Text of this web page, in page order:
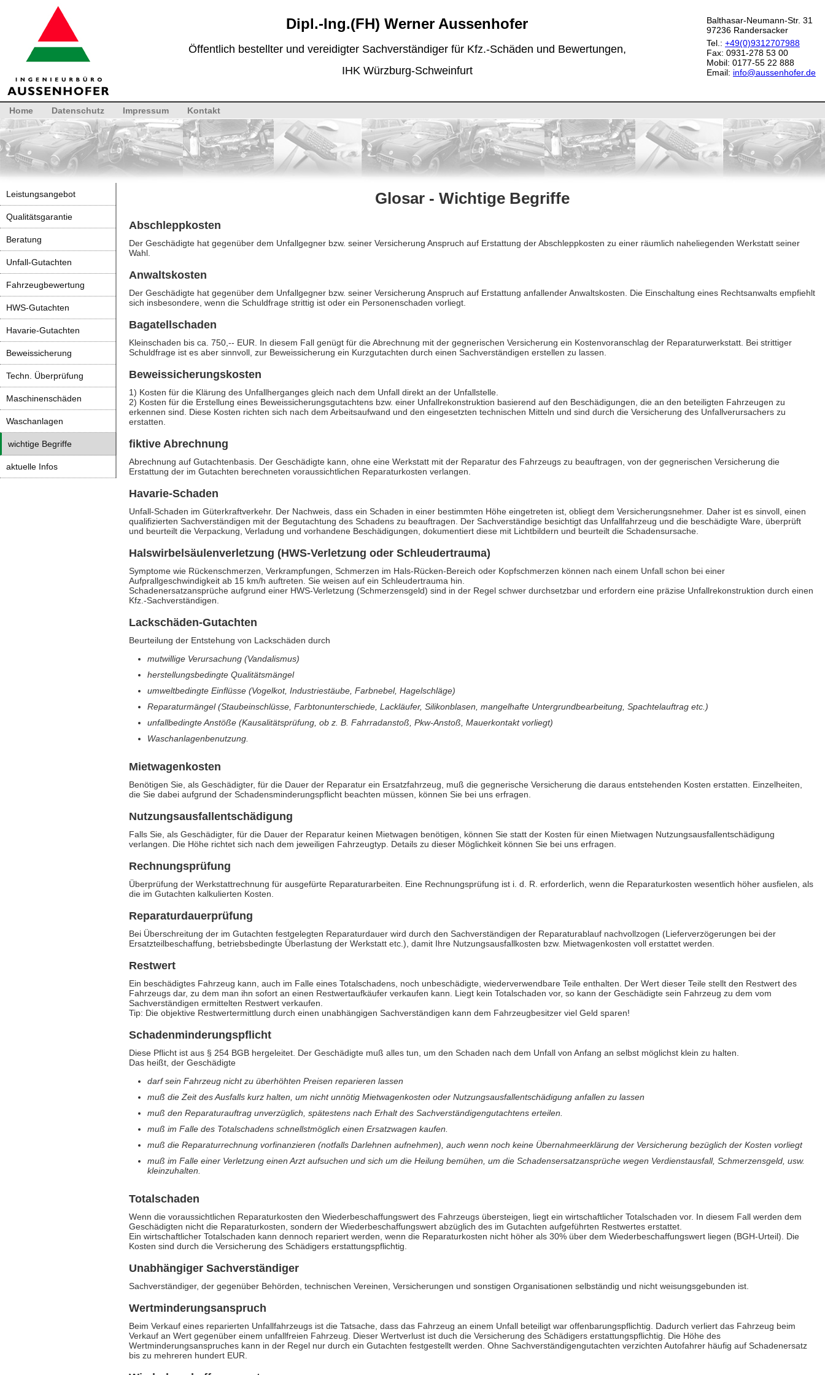
Balthasar-Neumann-Str. 31
97236 Randersacker
Tel.: +49(0)9312707988
Fax: 0931-278 53 00
Mobil: 0177-55 22 888
Email: info@aussenhofer.de
Dipl.-Ing.(FH) Werner Aussenhofer
Öffentlich bestellter und vereidigter Sachverständiger für Kfz.-Schäden und Bewertungen,
IHK Würzburg-Schweinfurt
Home Datenschutz Impressum Kontakt
Leistungsangebot
Qualitätsgarantie
Beratung
Unfall-Gutachten
Fahrzeugbewertung
HWS-Gutachten
Havarie-Gutachten
Beweissicherung
Techn. Überprüfung
Maschinenschäden
Waschanlagen
wichtige Begriffe
aktuelle Infos
Glosar - Wichtige Begriffe
Abschleppkosten
Der Geschädigte hat gegenüber dem Unfallgegner bzw. seiner Versicherung Anspruch auf Erstattung der Abschleppkosten zu einer räumlich naheliegenden Werkstatt seiner
Wahl.
Anwaltskosten
Der Geschädigte hat gegenüber dem Unfallgegner bzw. seiner Versicherung Anspruch auf Erstattung anfallender Anwaltskosten. Die Einschaltung eines Rechtsanwalts empfiehlt
sich insbesondere, wenn die Schuldfrage strittig ist oder ein Personenschaden vorliegt.
Bagatellschaden
Kleinschaden bis ca. 750,-- EUR. In diesem Fall genügt für die Abrechnung mit der gegnerischen Versicherung ein Kostenvoranschlag der Reparaturwerkstatt. Bei strittiger
Schuldfrage ist es aber sinnvoll, zur Beweissicherung ein Kurzgutachten durch einen Sachverständigen erstellen zu lassen.
Beweissicherungskosten
1) Kosten für die Klärung des Unfallherganges gleich nach dem Unfall direkt an der Unfallstelle.
2) Kosten für die Erstellung eines Beweissicherungsgutachtens bzw. einer Unfallrekonstruktion basierend auf den Beschädigungen, die an den beteiligten Fahrzeugen zu
erkennen sind. Diese Kosten richten sich nach dem Arbeitsaufwand und den eingesetzten technischen Mitteln und sind durch die Versicherung des Unfallverursachers zu
erstatten.
fiktive Abrechnung
Abrechnung auf Gutachtenbasis. Der Geschädigte kann, ohne eine Werkstatt mit der Reparatur des Fahrzeugs zu beauftragen, von der gegnerischen Versicherung die
Erstattung der im Gutachten berechneten voraussichtlichen Reparaturkosten verlangen.
Havarie-Schaden
Unfall-Schaden im Güterkraftverkehr. Der Nachweis, dass ein Schaden in einer bestimmten Höhe eingetreten ist, obliegt dem Versicherungsnehmer. Daher ist es sinvoll, einen
qualifizierten Sachverständigen mit der Begutachtung des Schadens zu beauftragen. Der Sachverständige besichtigt das Unfallfahrzeug und die beschädigte Ware, überprüft
und beurteilt die Verpackung, Verladung und vorhandene Beschädigungen, dokumentiert diese mit Lichtbildern und beurteilt die Schadensursache.
Halswirbelsäulenverletzung (HWS-Verletzung oder Schleudertrauma)
Symptome wie Rückenschmerzen, Verkrampfungen, Schmerzen im Hals-Rücken-Bereich oder Kopfschmerzen können nach einem Unfall schon bei einer
Aufprallgeschwindigkeit ab 15 km/h auftreten. Sie weisen auf ein Schleudertrauma hin.
Schadenersatzansprüche aufgrund einer HWS-Verletzung (Schmerzensgeld) sind in der Regel schwer durchsetzbar und erfordern eine präzise Unfallrekonstruktion durch einen
Kfz.-Sachverständigen.
Lackschäden-Gutachten
Beurteilung der Entstehung von Lackschäden durch
mutwillige Verursachung (Vandalismus)
herstellungsbedingte Qualitätsmängel
umweltbedingte Einflüsse (Vogelkot, Industriestäube, Farbnebel, Hagelschläge)
Reparaturmängel (Staubeinschlüsse, Farbtonunterschiede, Lackläufer, Silikonblasen, mangelhafte Untergrundbearbeitung, Spachtelauftrag etc.)
unfallbedingte Anstöße (Kausalitätsprüfung, ob z. B. Fahrradanstoß, Pkw-Anstoß, Mauerkontakt vorliegt)
Waschanlagenbenutzung.
Mietwagenkosten
Benötigen Sie, als Geschädigter, für die Dauer der Reparatur ein Ersatzfahrzeug, muß die gegnerische Versicherung die daraus entstehenden Kosten erstatten. Einzelheiten,
die Sie dabei aufgrund der Schadensminderungspflicht beachten müssen, können Sie bei uns erfragen.
Nutzungsausfallentschädigung
Falls Sie, als Geschädigter, für die Dauer der Reparatur keinen Mietwagen benötigen, können Sie statt der Kosten für einen Mietwagen Nutzungsausfallentschädigung
verlangen. Die Höhe richtet sich nach dem jeweiligen Fahrzeugtyp. Details zu dieser Möglichkeit können Sie bei uns erfragen.
Rechnungsprüfung
Überprüfung der Werkstattrechnung für ausgefürte Reparaturarbeiten. Eine Rechnungsprüfung ist i. d. R. erforderlich, wenn die Reparaturkosten wesentlich höher ausfielen, als
die im Gutachten kalkulierten Kosten.
Reparaturdauerprüfung
Bei Überschreitung der im Gutachten festgelegten Reparaturdauer wird durch den Sachverständigen der Reparaturablauf nachvollzogen (Lieferverzögerungen bei der
Ersatzteilbeschaffung, betriebsbedingte Überlastung der Werkstatt etc.), damit Ihre Nutzungsausfallkosten bzw. Mietwagenkosten voll erstattet werden.
Restwert
Ein beschädigtes Fahrzeug kann, auch im Falle eines Totalschadens, noch unbeschädigte, wiederverwendbare Teile enthalten. Der Wert dieser Teile stellt den Restwert des
Fahrzeugs dar, zu dem man ihn sofort an einen Restwertaufkäufer verkaufen kann. Liegt kein Totalschaden vor, so kann der Geschädigte sein Fahrzeug zu dem vom
Sachverständigen ermittelten Restwert verkaufen.
Tip: Die objektive Restwertermittlung durch einen unabhängigen Sachverständigen kann dem Fahrzeugbesitzer viel Geld sparen!
Schadenminderungspflicht
Diese Pflicht ist aus § 254 BGB hergeleitet. Der Geschädigte muß alles tun, um den Schaden nach dem Unfall von Anfang an selbst möglichst klein zu halten.
Das heißt, der Geschädigte
darf sein Fahrzeug nicht zu überhöhten Preisen reparieren lassen
muß die Zeit des Ausfalls kurz halten, um nicht unnötig Mietwagenkosten oder Nutzungsausfallentschädigung anfallen zu lassen
muß den Reparaturauftrag unverzüglich, spätestens nach Erhalt des Sachverständigengutachtens erteilen.
muß im Falle des Totalschadens schnellstmöglich einen Ersatzwagen kaufen.
muß die Reparaturrechnung vorfinanzieren (notfalls Darlehnen aufnehmen), auch wenn noch keine Übernahmeerklärung der Versicherung bezüglich der Kosten vorliegt
muß im Falle einer Verletzung einen Arzt aufsuchen und sich um die Heilung bemühen, um die Schadensersatzansprüche wegen Verdienstausfall, Schmerzensgeld, usw.
kleinzuhalten.
Totalschaden
Wenn die voraussichtlichen Reparaturkosten den Wiederbeschaffungswert des Fahrzeugs übersteigen, liegt ein wirtschaftlicher Totalschaden vor. In diesem Fall werden dem
Geschädigten nicht die Reparaturkosten, sondern der Wiederbeschaffungswert abzüglich des im Gutachten aufgeführten Restwertes erstattet.
Ein wirtschaftlicher Totalschaden kann dennoch repariert werden, wenn die Reparaturkosten nicht höher als 30% über dem Wiederbeschaffungswert liegen (BGH-Urteil). Die
Kosten sind durch die Versicherung des Schädigers erstattungspflichtig.
Unabhängiger Sachverständiger
Sachverständiger, der gegenüber Behörden, technischen Vereinen, Versicherungen und sonstigen Organisationen selbständig und nicht weisungsgebunden ist.
Wertminderungsanspruch
Beim Verkauf eines reparierten Unfallfahrzeugs ist die Tatsache, dass das Fahrzeug an einem Unfall beteiligt war offenbarungspflichtig. Dadurch verliert das Fahrzeug beim
Verkauf an Wert gegenüber einem unfallfreien Fahrzeug. Dieser Wertverlust ist duch die Versicherung des Schädigers erstattungspflichtig. Die Höhe des
Wertminderungsanspruches kann in der Regel nur durch ein Gutachten festgestellt werden. Ohne Sachverständigengutachten verzichten Autofahrer häufig auf Schadenersatz
bis zu mehreren hundert EUR.